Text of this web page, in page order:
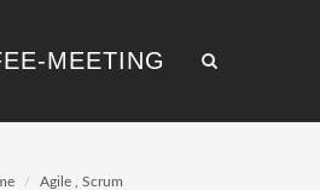
MEETING
Agile
Scrum